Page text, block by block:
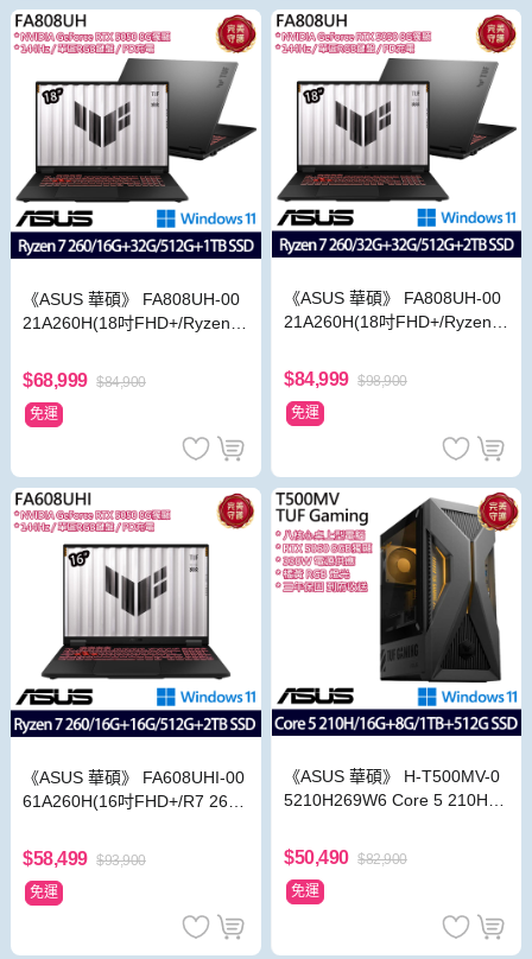
《ASUS 華碩》 FA808UH-00
21A260H(18吋FHD+/Ryzen 7
X5050/特仕版)
$68,999 $84,900
免運
《ASUS 華碩》 FA808UH-00
21A260H(18吋FHD+/Ryzen 7
X5050/特仕版)
$84,999 $98,900
免運
《ASUS 華碩》 FA608UHI-00
61A260H(16吋FHD+/R7 260/
50/Win11/特仕版)
$58,499 $93,900
免運
《ASUS 華碩》 H-T500MV-0
5210H269W6 Core 5 210H/1
桌上電腦/特仕版
$50,490 $82,900
免運